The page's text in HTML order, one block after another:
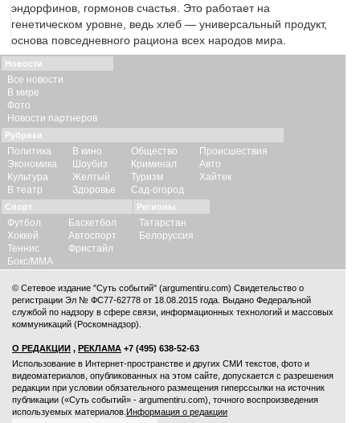
эндорфинов, гормонов счастья. Это работает на
генетическом уровне, ведь хлеб — универсальный продукт,
основа повседневного рациона всех народов мира.
Новости
Все новости
В мире
Фото
Новости партнеров
Рубрики
Политика
Экономика
Культура
В театр
В кино
Шоубиз
Желтый
Здоровье
Общество
Криминал
Туризм
Сад-огород
Происшествия
Авто
Хайтек
Спорт
Футбол
Хоккей
Теннис
Бокс/ММА
Баскетбол
Автоспорт
Фристайл
Регионы
Татарстан
Белоруссия
© Сетевое издание "Суть событий" (argumentiru.com) Свидетельство о
регистрации Эл № ФС77-62778 от 18.08.2015 года. Выдано Федеральной
службой по надзору в сфере связи, информационных технологий и массовых
коммуникаций (Роскомнадзор).
О РЕДАКЦИИ , РЕКЛАМА +7 (495) 638-52-63
Использование в Интернет-пространстве и других СМИ текстов, фото и
видеоматериалов, опубликованных на этом сайте, допускается с разрешения
редакции при условии обязательного размещения гиперссылки на источник
публикации («Суть событий» - argumentiru.com), точного воспроизведения
используемых материалов. Информация о редакции